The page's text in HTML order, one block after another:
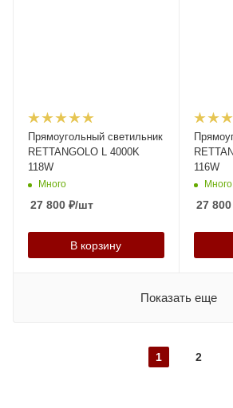
Прямоугольный светильник
RETTANGOLO L 4000K
118W
Много
27 800 ₽/шт
В корзину
116W
Много
27 800
Показать еще
1 2